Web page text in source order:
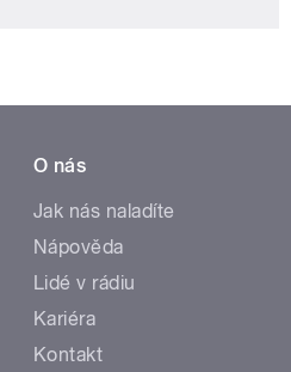
O nás
Jak nás naladíte
Nápověda
Lidé v rádiu
Kariéra
Kontakt